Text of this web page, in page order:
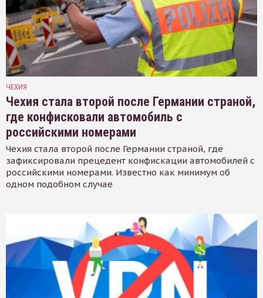
ЧЕХИЯ
Чехия стала второй после Германии страной,
где конфисковали автомобиль с
российскими номерами
Чехия стала второй после Германии страной, где
зафиксировали прецедент конфискации автомобилей с
российскими номерами. Известно как минимум об
одном подобном случае